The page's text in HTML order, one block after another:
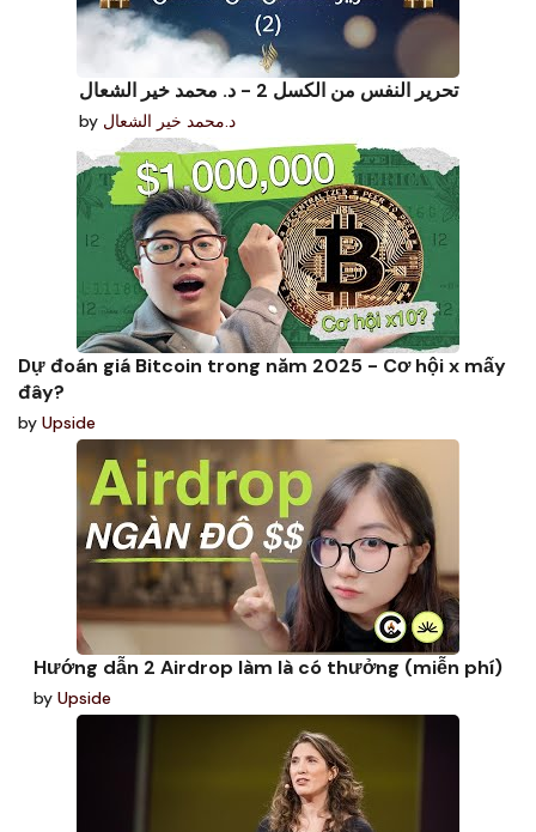
تحرير النفس من الكسل 2 - د. محمد خير الشعال
by د.محمد خير الشعال
Dự đoán giá Bitcoin trong năm 2025 - Cơ hội x mấy
đây?
by Upside
Hướng dẫn 2 Airdrop làm là có thưởng (miễn phí)
by Upside